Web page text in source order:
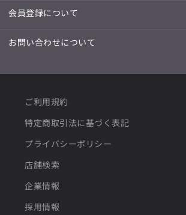
会員登録について
お問い合わせについて
ご利用規約
特定商取引法に基づく表記
プライバシーポリシー
店舗検索
企業情報
採用情報